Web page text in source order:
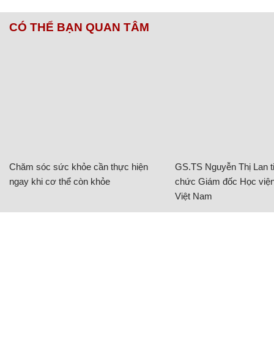
CÓ THỂ BẠN QUAN TÂM
Chăm sóc sức khỏe cần thực hiện
ngay khi cơ thể còn khỏe
GS.TS Nguyễn Thị Lan
chức Giám đốc Học
Việt Nam